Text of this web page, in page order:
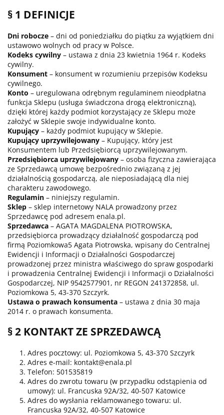
§ 1 DEFINICJE
Dni robocze – dni od poniedziałku do piątku za wyjątkiem dni
ustawowo wolnych od pracy w Polsce.
Kodeks cywilny – ustawa z dnia 23 kwietnia 1964 r. Kodeks
cywilny.
Konsument – konsument w rozumieniu przepisów Kodeksu
cywilnego.
Konto – uregulowana odrębnym regulaminem nieodpłatna
funkcja Sklepu (usługa świadczona drogą elektroniczną),
dzięki której każdy podmiot korzystający ze Sklepu może
założyć w Sklepie swoje indywidualne konto.
Kupujący – każdy podmiot kupujący w Sklepie.
Kupujący uprzywilejowany – Kupujący, który jest
Konsumentem lub Przedsiębiorcą uprzywilejowanym.
Przedsiębiorca uprzywilejowany – osoba fizyczna zawierająca
ze Sprzedawcą umowę bezpośrednio związaną z jej
działalnością gospodarczą, ale nieposiadającą dla niej
charakteru zawodowego.
Regulamin – niniejszy regulamin.
Sklep – sklep internetowy NALA prowadzony przez
Sprzedawcę pod adresem enala.pl.
Sprzedawca – AGATA MAGDALENA PIOTROWSKA,
przedsiębiorca prowadzący działalność gospodarczą pod
firmą Poziomkowa5 Agata Piotrowska, wpisany do Centralnej
Ewidencji i Informacji o Działalności Gospodarczej
prowadzonej przez ministra właściwego do spraw gospodarki
i prowadzenia Centralnej Ewidencji i Informacji o Działalności
Gospodarczej, NIP 9542577901, nr REGON 241372858, ul.
Poziomkowa 5, 43-370 Szczyrk.
Ustawa o prawach konsumenta – ustawa z dnia 30 maja
2014 r. o prawach konsumenta.
§ 2 KONTAKT ZE SPRZEDAWCĄ
Adres pocztowy: ul. Poziomkowa 5, 43-370 Szczyrk
Adres e-mail: kontakt@enala.pl
Telefon: 501535819
Adres do zwrotu towaru (w przypadku odstąpienia od
umowy): ul. Francuska 92A/32, 40-507 Katowice
Adres do wysłania reklamowanego towaru: ul.
Francuska 92A/32, 40-507 Katowice